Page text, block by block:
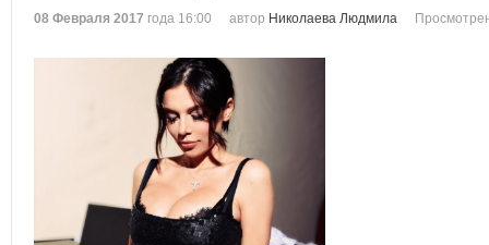
08 Февраля 2017 года 16:00 автор Николаева Людмила